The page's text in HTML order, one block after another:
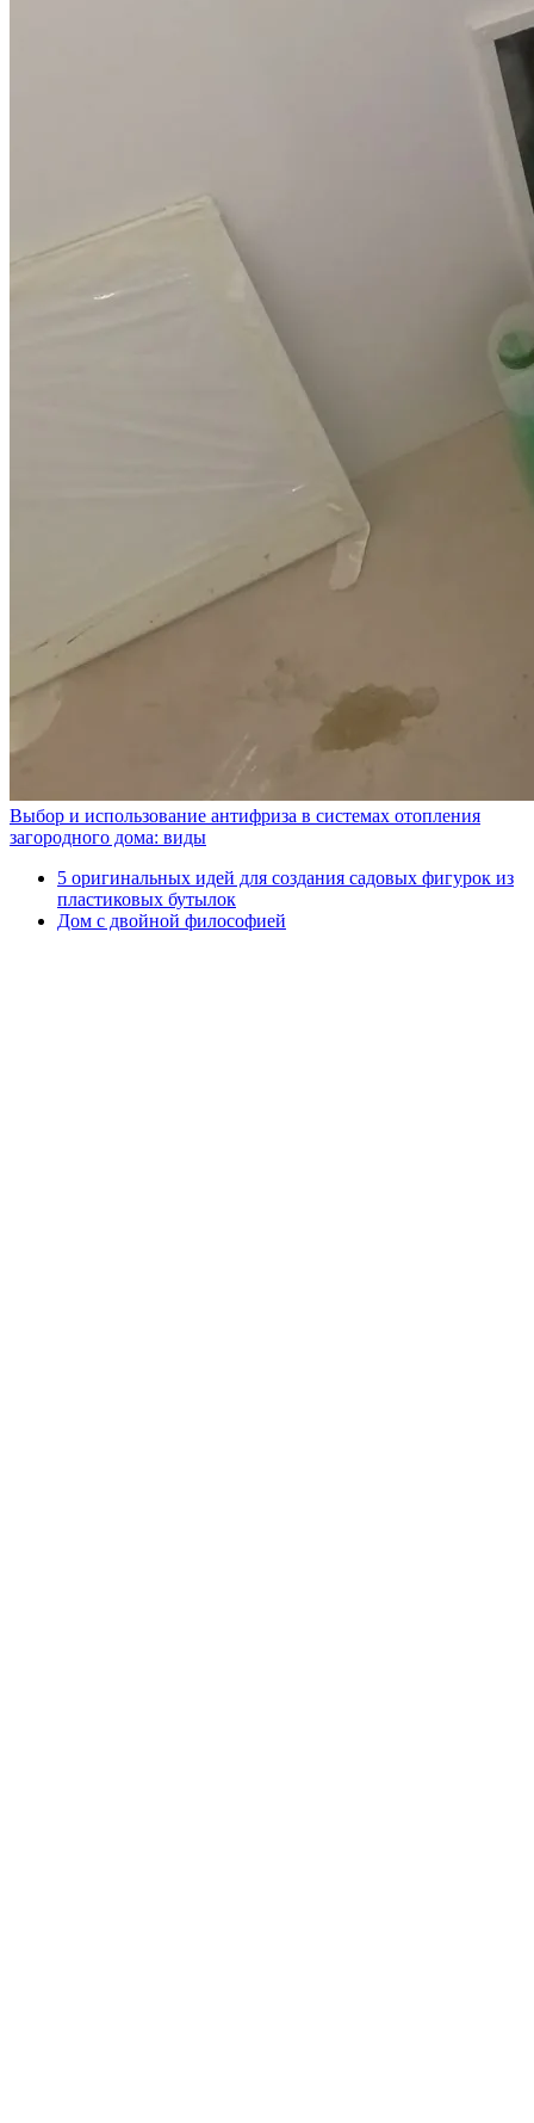
Выбор и использование антифриза в системах отопления
загородного дома: виды
5 оригинальных идей для создания садовых фигурок из
пластиковых бутылок
Дом с двойной философией